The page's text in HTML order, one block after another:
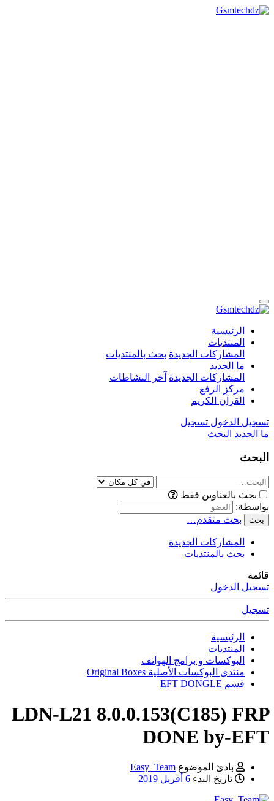
الرئيسية
المنتديات
المشاركات الجديدة بحث بالمنتديات
ما الجديد
المشاركات الجديدة آخر النشاطات
مركز الرفع
القرآن الكريم
تسجيل الدخول تسجيل
ما الجديد البحث
البحث
بحث بالعناوين فقط
بواسطة:
بحث بحث متقدم…
المشاركات الجديدة
بحث بالمنتديات
قائمة
تسجيل الدخول
تسجيل
الرئيسية
المنتديات
البوكسات و برامج الهواتف
منتدى البوكسات الأصلية Original Boxes
قسم EFT DONGLE
LDN-L21 8.0.0.153(C185) FRP
DONE by-EFT
بادئ الموضوع Easy_Team
تاريخ البدء 6 أفريل 2019